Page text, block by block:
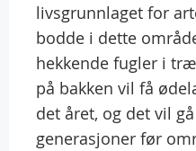
livsgrunnlaget for
bodde i dette
hekkende fugler i
på bakken vil få
det året, og det vil
generasjoner før